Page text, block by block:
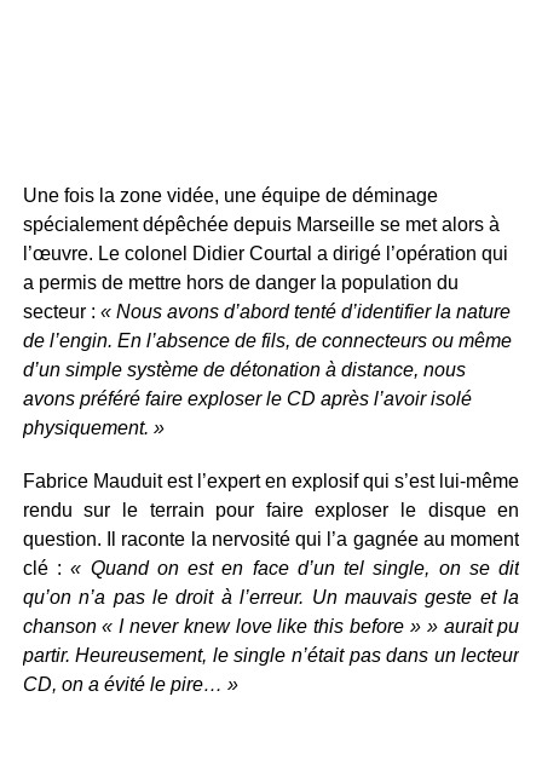
Une fois la zone vidée, une équipe de déminage
spécialement dépêchée depuis Marseille se met alors à
l’œuvre. Le colonel Didier Courtal a dirigé l’opération qui
a permis de mettre hors de danger la population du
secteur : « Nous avons d’abord tenté d’identifier la nature
de l’engin. En l’absence de fils, de connecteurs ou même
d’un simple système de détonation à distance, nous
avons préféré faire exploser le CD après l’avoir isolé
physiquement. »
Fabrice Mauduit est l’expert en explosif qui s’est lui-même
rendu sur le terrain pour faire exploser le disque en
question. Il raconte la nervosité qui l’a gagnée au moment
clé :« Quand on est en face d’un tel single, on se dit
qu’on n’a pas le droit à l’erreur. Un mauvais geste et la
chanson « I never knew love like this before » » aurait pu
partir. Heureusement, le single n’était pas dans un lecteur
CD, on a évité le pire… »